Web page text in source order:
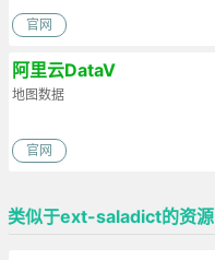
官网
阿里云DataV
地图数据
官网
类似于ext-saladict的资源